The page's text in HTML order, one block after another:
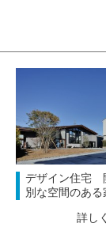
デザイン住宅
別な空間のあ
詳し